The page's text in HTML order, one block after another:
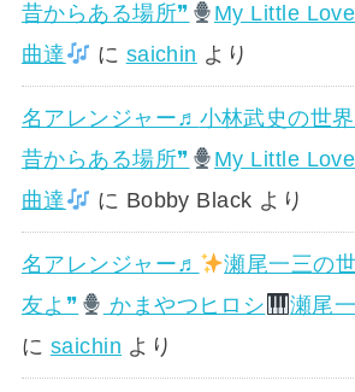
昔からある場所❞
My Little
曲達
に saichin より
名アレンジャー♬ 小林武史の世
昔からある場所❞
My Little
曲達
に Bobby Black より
名アレンジャー♬ 瀬尾一三の
友よ❞
かまやつヒロシ 瀬尾
に saichin より